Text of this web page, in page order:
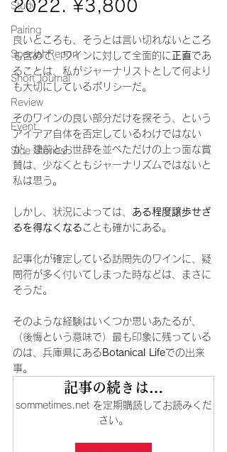
Study
Pairing
Special Report
Short Journal
Review
Event
Side Stories
2022. ¥3,800
良いところも、そうとは言い切れないところ
も含めて、ワインに対して全面的に 正直 であ
ることは、私がジャーナリストとして何より
も大切にしているポリシーだ。
そのワインの良い部分だけを探そう、という
アイデア自体を否定しているわけではない
が、建前とお世辞を並べただけの上っ面な賞
賛は、少なくともジャーナリズムではないと
私は思う。
しかし、状況によっては、 ある程度譲歩せざ
るを得なくなる ことも確かにある。
記事化が確定している訪問先のワインに、疑
問符が多く付いてしまった時などは、まさに
そうだ。
そのような経験はいくつか思いあたるが、
（後悔という意味で）最も印象に残っている
のは、兵庫県にある Botanical Lifeでの出来
事。
記事の続きは…
sommetimes.net を定期購読してお読みくだ
さい。